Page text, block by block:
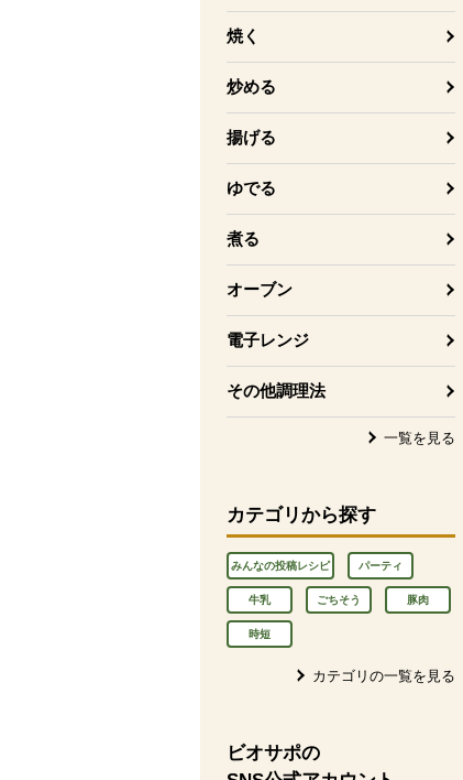
焼く
炒める
揚げる
ゆでる
煮る
オーブン
電子レンジ
その他調理法
一覧を見る
カテゴリから探す
みんなの投稿レシピ パーティ
牛乳 ごちそう 豚肉
時短
カテゴリの一覧を見る
ビオサポの